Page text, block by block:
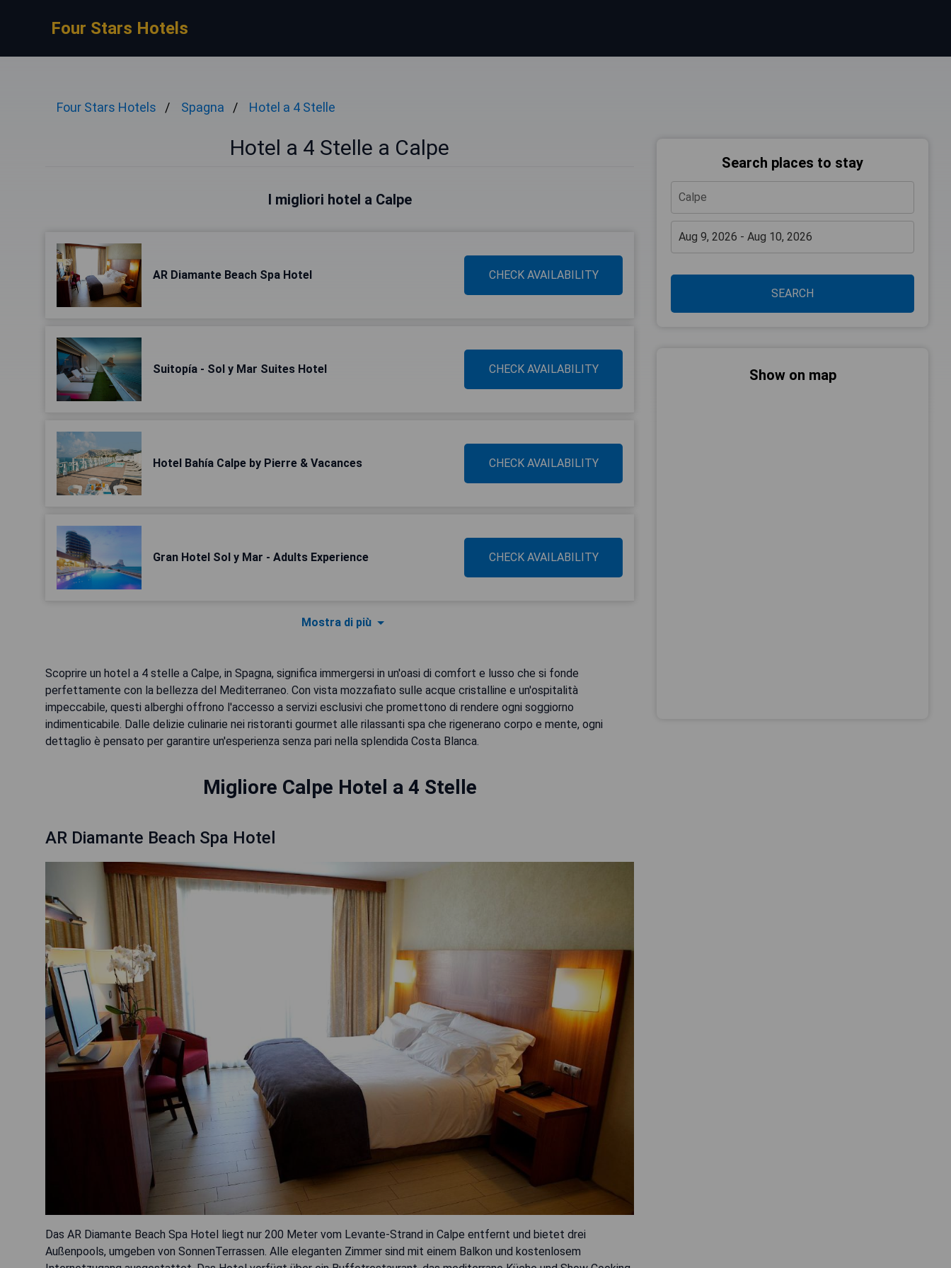
Four Stars Hotels
Four Stars Hotels Spagna Hotel a 4 Stelle
Hotel a 4 Stelle a Calpe
I migliori hotel a Calpe
AR Diamante Beach Spa Hotel CHECK AVAILABILITY
Suitopía - Sol y Mar Suites Hotel CHECK AVAILABILITY
Hotel Bahía Calpe by Pierre & Vacances CHECK AVAILABILITY
Gran Hotel Sol y Mar - Adults Experience CHECK AVAILABILITY
Mostra di più
Scoprire un hotel a 4 stelle a Calpe, in Spagna, significa immergersi in un'oasi di comfort e lusso che si fonde
perfettamente con la bellezza del Mediterraneo. Con vista mozzafiato sulle acque cristalline e un'ospitalità
impeccabile, questi alberghi offrono l'accesso a servizi esclusivi che promettono di rendere ogni soggiorno
indimenticabile. Dalle delizie culinarie nei ristoranti gourmet alle rilassanti spa che rigenerano corpo e mente, ogni
dettaglio è pensato per garantire un'esperienza senza pari nella splendida Costa Blanca.
Migliore Calpe Hotel a 4 Stelle
AR Diamante Beach Spa Hotel
Das AR Diamante Beach Spa Hotel liegt nur 200 Meter vom Levante-Strand in Calpe entfernt und bietet drei
Außenpools, umgeben von SonnenTerrassen. Alle eleganten Zimmer sind mit einem Balkon und kostenlosem
Search places to stay
SEARCH
Show on map